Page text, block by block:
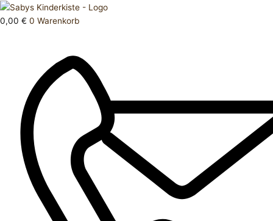
Zum
Inhalt
0,00 € 0 Warenkorb
Products
search
NEU
Handmade